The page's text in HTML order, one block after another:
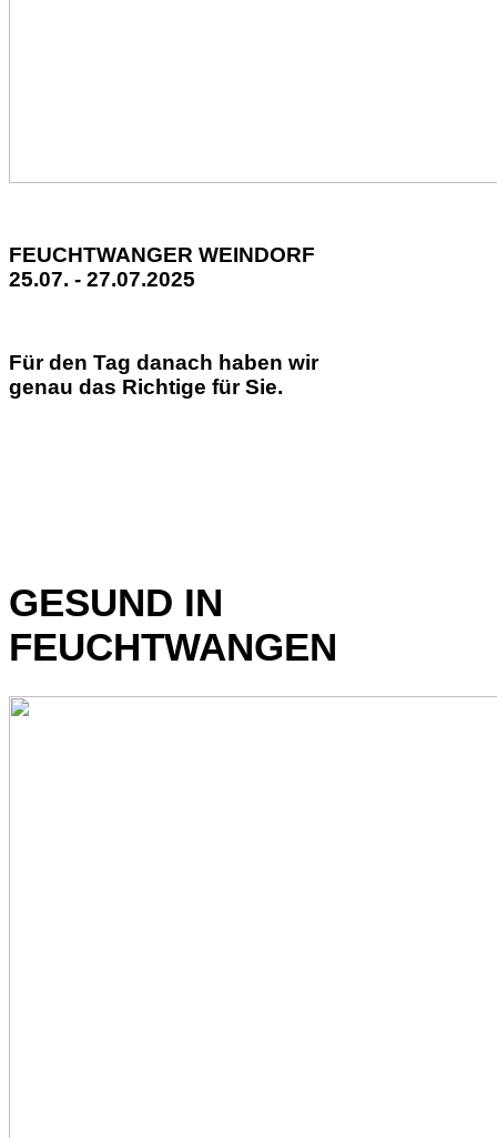
FEUCHTWANGER WEINDORF
25.07. - 27.07.2025
Für den Tag danach haben wir
genau das Richtige für Sie.
GESUND IN
FEUCHTWANGEN